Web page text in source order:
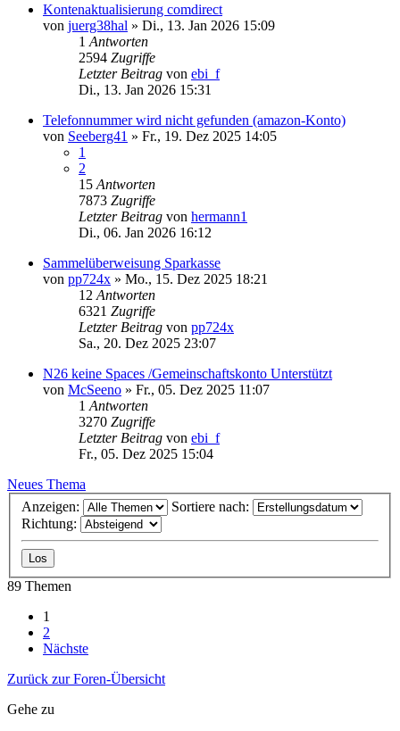
Kontenaktualisierung comdirect
von juerg38hal » Di., 13. Jan 2026 15:09
1 Antworten
2594 Zugriffe
Letzter Beitrag von ebi_f
Di., 13. Jan 2026 15:31
Telefonnummer wird nicht gefunden (amazon-Konto)
von Seeberg41 » Fr., 19. Dez 2025 14:05
1
2
15 Antworten
7873 Zugriffe
Letzter Beitrag von hermann1
Di., 06. Jan 2026 16:12
Sammelüberweisung Sparkasse
von pp724x » Mo., 15. Dez 2025 18:21
12 Antworten
6321 Zugriffe
Letzter Beitrag von pp724x
Sa., 20. Dez 2025 23:07
N26 keine Spaces /Gemeinschaftskonto Unterstützt
von McSeeno » Fr., 05. Dez 2025 11:07
1 Antworten
3270 Zugriffe
Letzter Beitrag von ebi_f
Fr., 05. Dez 2025 15:04
Neues Thema
Anzeigen:
Sortiere nach:
Richtung:
89 Themen
1
2
Nächste
Zurück zur Foren-Übersicht
Gehe zu